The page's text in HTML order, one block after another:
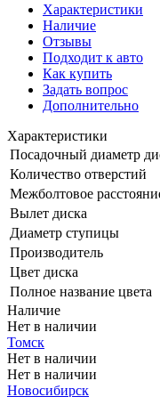
Характеристики
Наличие
Отзывы
Подходит к авто
Как купить
Задать вопрос
Дополнительно
Характеристики
Посадочный диаметр
Количество отверстий
Межболтовое
Вылет диска
Диаметр ступицы
Производитель
Цвет диска
Полное название цвета
Наличие
Нет в наличии
Томск
Нет в наличии
Нет в наличии
Новосибирск